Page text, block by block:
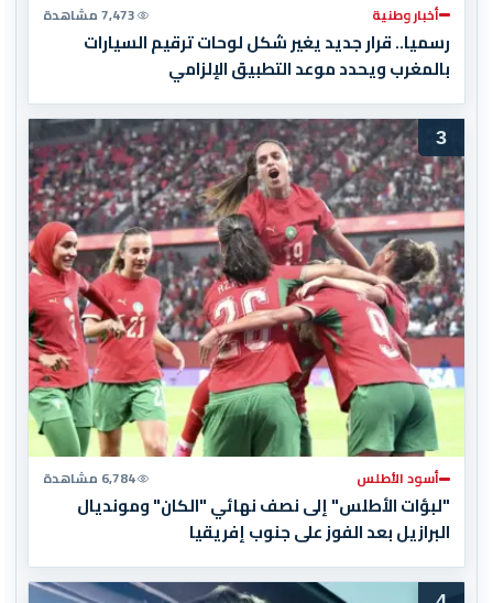
أخبار وطنية 7,473 مشاهدة
رسميا.. قرار جديد يغير شكل لوحات ترقيم السيارات
بالمغرب ويحدد موعد التطبيق الإلزامي
3
أسود الأطلس 6,784 مشاهدة
"لبؤات الأطلس" إلى نصف نهائي "الكان" ومونديال
البرازيل بعد الفوز على جنوب إفريقيا